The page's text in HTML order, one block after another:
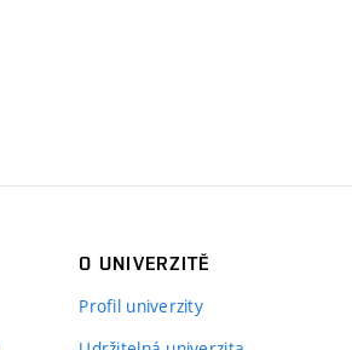
O UNIVERZITĚ
Profil univerzity